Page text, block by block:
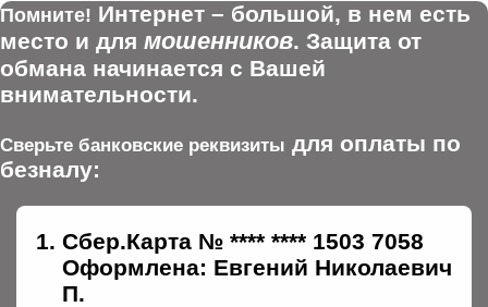
Помните! Интернет – большой, в нем есть
место и для мошенников. Защита от
обмана начинается с Вашей
внимательности.
Сверьте банковские реквизиты для оплаты по
безналу:
Сбер.Карта № **** **** 1503 7058
Оформлена: Евгений Николаевич
П.